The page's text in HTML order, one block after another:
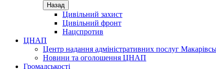
Назад
Цивільний захист
Цивільний фронт
Нацспротив
ЦНАП
Центр надання адміністративних послуг
Новини та оголошення ЦНАП
Громадськості